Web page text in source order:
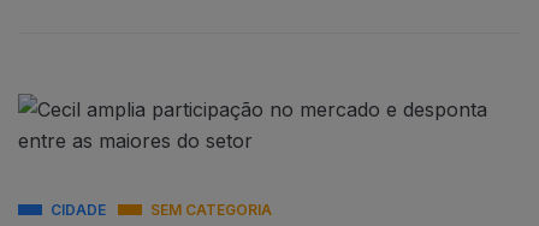
CIDADE SEM CATEGORIA